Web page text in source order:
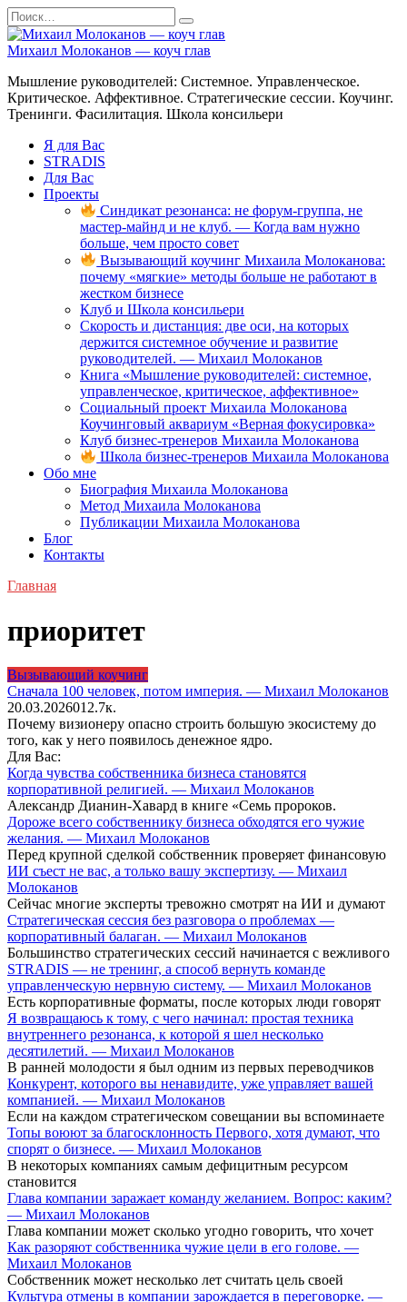
Перейти
к
содержанию
Search
for:
Михаил Молоканов — коуч глав
Мышление руководителей: Системное. Управленческое.
Критическое. Аффективное. Стратегические сессии. Коучинг.
Тренинги. Фасилитация. Школа консильери
Я для Вас
STRADIS
Для Вас
Проекты
Синдикат резонанса: не форум-группа, не
мастер-майнд и не клуб. — Когда вам нужно
больше, чем просто совет
Вызывающий коучинг Михаила Молоканова:
почему «мягкие» методы больше не работают в
жестком бизнесе
Клуб и Школа консильери
Скорость и дистанция: две оси, на которых
держится системное обучение и развитие
руководителей. — Михаил Молоканов
Книга «Мышление руководителей: системное,
управленческое, критическое, аффективное»
Социальный проект Михаила Молоканова
Коучинговый аквариум «Верная фокусировка»
Клуб бизнес-тренеров Михаила Молоканова
Школа бизнес-тренеров Михаила Молоканова
Обо мне
Биография Михаила Молоканова
Метод Михаила Молоканова
Публикации Михаила Молоканова
Блог
Контакты
Главная
приоритет
Вызывающий коучинг
Сначала 100 человек, потом империя. — Михаил Молоканов
20.03.2026012.7к.
Почему визионеру опасно строить большую экосистему до
того, как у него появилось денежное ядро.
Для Вас:
Когда чувства собственника бизнеса становятся
корпоративной религией. — Михаил Молоканов
Александр Дианин-Хавард в книге «Семь пророков.
Дороже всего собственнику бизнеса обходятся его чужие
желания. — Михаил Молоканов
Перед крупной сделкой собственник проверяет финансовую
ИИ съест не вас, а только вашу экспертизу. — Михаил
Молоканов
Сейчас многие эксперты тревожно смотрят на ИИ и думают
Стратегическая сессия без разговора о проблемах —
корпоративный балаган. — Михаил Молоканов
Большинство стратегических сессий начинается с вежливого
STRADIS — не тренинг, а способ вернуть команде
управленческую нервную систему. — Михаил Молоканов
Есть корпоративные форматы, после которых люди говорят
Я возвращаюсь к тому, с чего начинал: простая техника
внутреннего резонанса, к которой я шел несколько
десятилетий. — Михаил Молоканов
В ранней молодости я был одним из первых переводчиков
Конкурент, которого вы ненавидите, уже управляет вашей
компанией. — Михаил Молоканов
Если на каждом стратегическом совещании вы вспоминаете
Топы воюют за благосклонность Первого, хотя думают, что
спорят о бизнесе. — Михаил Молоканов
В некоторых компаниях самым дефицитным ресурсом
становится
Глава компании заражает команду желанием. Вопрос: каким?
— Михаил Молоканов
Глава компании может сколько угодно говорить, что хочет
Как разоряют собственника чужие цели в его голове. —
Михаил Молоканов
Собственник может несколько лет считать цель своей
Культура отмены в компании зарождается в переговорке. —